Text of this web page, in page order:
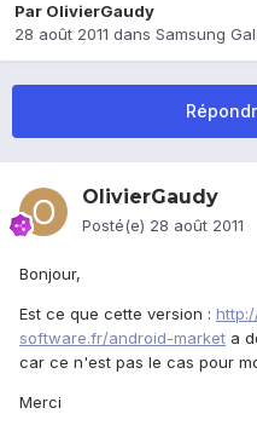
Par OlivierGaudy
28 août 2011 dans Samsung
OlivierGaudy
Posté(e) 28 août 2011
Bonjour,
Est ce que cette version :
software.fr/android-market a
car ce n'est pas le cas pour
Merci